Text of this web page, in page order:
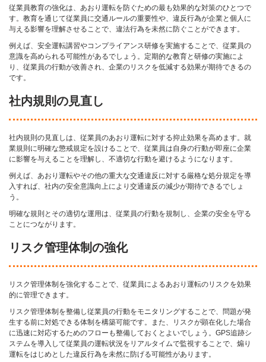
従業員教育の強化は、あおり運転を防ぐための最も効果的な対策のひとつで
す。教育を通じて従業員に交通ルールの重要性や、違反行為が企業と個人に
与える影響を理解させることで、違法行為を未然に防ぐことができます。
例えば、安全運転講習やコンプライアンス研修を実施することで、従業員の
意識を高められる可能性があるでしょう。定期的な教育と研修の実施によ
り、従業員の行動が改善され、企業のリスクを低減する効果が期待できるの
です。
社内規則の見直し
社内規則の見直しは、従業員のあおり運転に対する抑止効果を高めます。就
業規則に明確な懲戒規定を設けることで、従業員は自身の行動が即座に企業
に影響を与えることを理解し、不適切な行動を避けるようになります。
例えば、あおり運転やその他の重大な交通違反に対する厳格な処分規定を導
入すれば、社内の安全意識向上により交通違反の減少が期待できるでしょ
う。
明確な規則とその適切な運用は、従業員の行動を規制し、企業の安全を守る
ことにつながります。
リスク管理体制の強化
リスク管理体制を強化することで、従業員によるあおり運転のリスクを効果
的に管理できます。
リスク管理体制を整備し従業員の行動をモニタリングすることで、問題が発
生する前に対処できる体制を構築可能です。また、リスクが顕在化した場合
に迅速に対応するためのフローも整備しておくとよいでしょう。GPS追跡シ
ステムを導入して従業員の運転状況をリアルタイムで監視することで、煽り
運転をはじめとした違反行為を未然に防げる可能性があります。